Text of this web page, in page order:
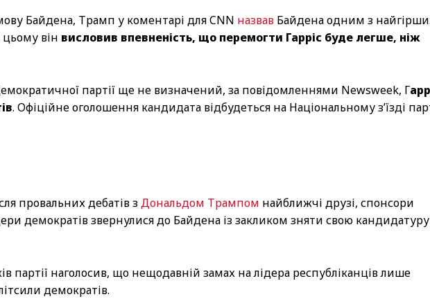
Байдена, Трамп у коментарі для CNN назвав Байдена одним з
він висловив впевненість, що перемогти Гарріс буде легше, ніж
партії ще не визначений, за повідомленнями Newsweek, Г
. Офіційне оголошення кандидата відбудеться на Національному з’їзді
провальних дебатів зДональдом Трампом найближчі друзі, спонсори
демократів звернулися до Байдена із закликом зняти свою кандидатуру
партії наголосив, що нещодавній замах на лідера республіканців лише
демократів.